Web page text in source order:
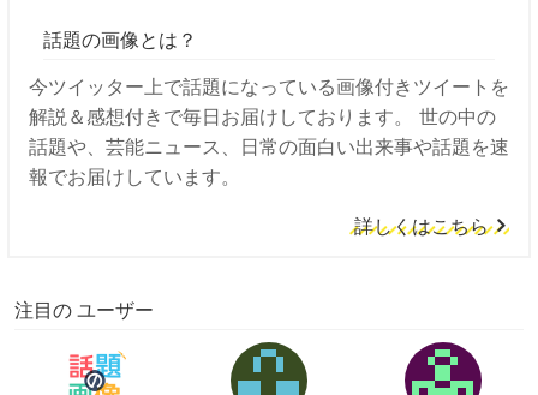
話題の画像とは？
今ツイッター上で話題になっている画像付きツイートを
解説＆感想付きで毎日お届けしております。 世の中の
話題や、芸能ニュース、日常の面白い出来事や話題を速
報でお届けしています。
詳しくはこちら
注目の ユーザー